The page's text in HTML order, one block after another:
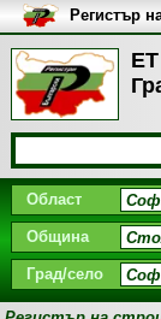
Регистър
България
Област
Община
Град/село